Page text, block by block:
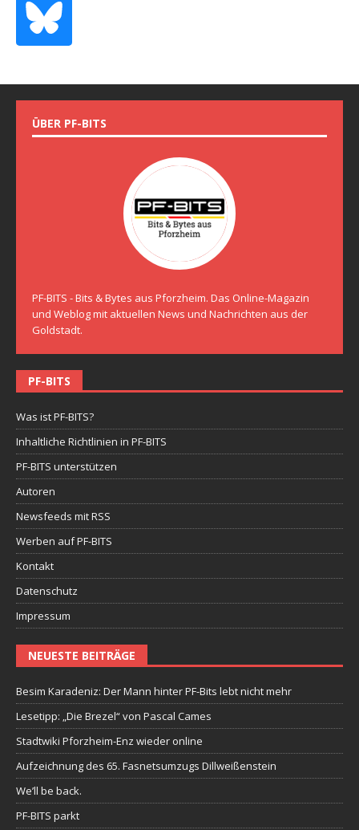
ÜBER PF-BITS
PF-BITS - Bits & Bytes aus Pforzheim. Das Online-Magazin
und Weblog mit aktuellen News und Nachrichten aus der
Goldstadt.
PF-BITS
Was ist PF-BITS?
Inhaltliche Richtlinien in PF-BITS
PF-BITS unterstützen
Autoren
Newsfeeds mit RSS
Werben auf PF-BITS
Kontakt
Datenschutz
Impressum
NEUESTE BEITRÄGE
Besim Karadeniz: Der Mann hinter PF-Bits lebt nicht mehr
Lesetipp: „Die Brezel“ von Pascal Cames
Stadtwiki Pforzheim-Enz wieder online
Aufzeichnung des 65. Fasnetsumzugs Dillweißenstein
We’ll be back.
PF-BITS parkt